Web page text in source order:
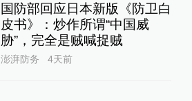
国防部回应日本新版《防卫白
皮书》：炒作所谓“中国威
胁”，完全是贼喊捉贼
澎湃防务 4天前